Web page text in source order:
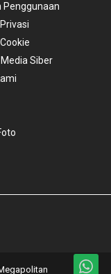
Penggunaan
Siber